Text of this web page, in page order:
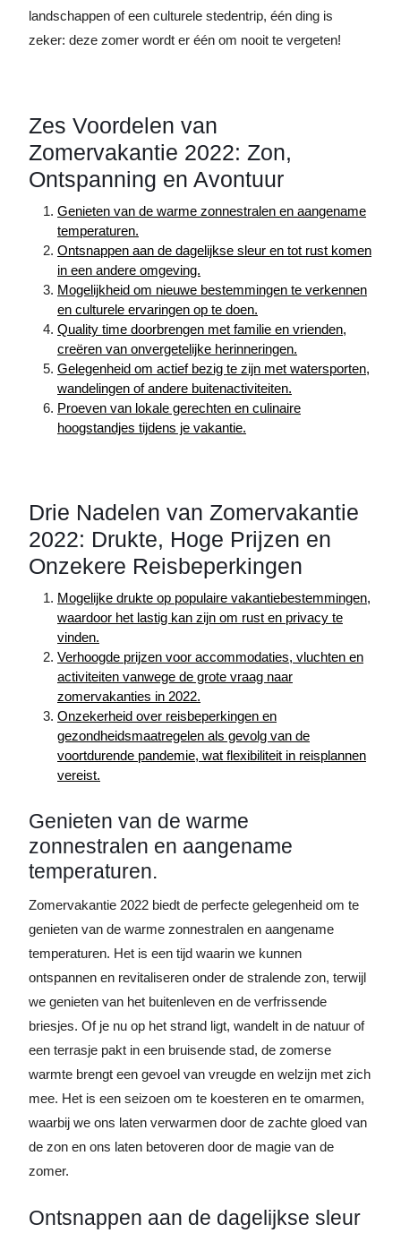
landschappen of een culturele stedentrip, één ding is
zeker: deze zomer wordt er één om nooit te vergeten!
Zes Voordelen van
Zomervakantie 2022: Zon,
Ontspanning en Avontuur
Genieten van de warme zonnestralen en aangename
temperaturen.
Ontsnappen aan de dagelijkse sleur en tot rust komen
in een andere omgeving.
Mogelijkheid om nieuwe bestemmingen te verkennen
en culturele ervaringen op te doen.
Quality time doorbrengen met familie en vrienden,
creëren van onvergetelijke herinneringen.
Gelegenheid om actief bezig te zijn met watersporten,
wandelingen of andere buitenactiviteiten.
Proeven van lokale gerechten en culinaire
hoogstandjes tijdens je vakantie.
Drie Nadelen van Zomervakantie
2022: Drukte, Hoge Prijzen en
Onzekere Reisbeperkingen
Mogelijke drukte op populaire vakantiebestemmingen,
waardoor het lastig kan zijn om rust en privacy te
vinden.
Verhoogde prijzen voor accommodaties, vluchten en
activiteiten vanwege de grote vraag naar
zomervakanties in 2022.
Onzekerheid over reisbeperkingen en
gezondheidsmaatregelen als gevolg van de
voortdurende pandemie, wat flexibiliteit in reisplannen
vereist.
Genieten van de warme
zonnestralen en aangename
temperaturen.
Zomervakantie 2022 biedt de perfecte gelegenheid om te
genieten van de warme zonnestralen en aangename
temperaturen. Het is een tijd waarin we kunnen
ontspannen en revitaliseren onder de stralende zon, terwijl
we genieten van het buitenleven en de verfrissende
briesjes. Of je nu op het strand ligt, wandelt in de natuur of
een terrasje pakt in een bruisende stad, de zomerse
warmte brengt een gevoel van vreugde en welzijn met zich
mee. Het is een seizoen om te koesteren en te omarmen,
waarbij we ons laten verwarmen door de zachte gloed van
de zon en ons laten betoveren door de magie van de
zomer.
Ontsnappen aan de dagelijkse sleur